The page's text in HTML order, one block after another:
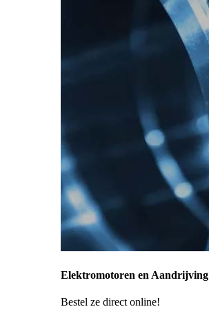
Elektromotoren en Aandrijving
Bestel ze direct online!